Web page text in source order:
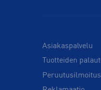
Asiakaspalvelu
Tuotteiden
Peruutusilmoitus